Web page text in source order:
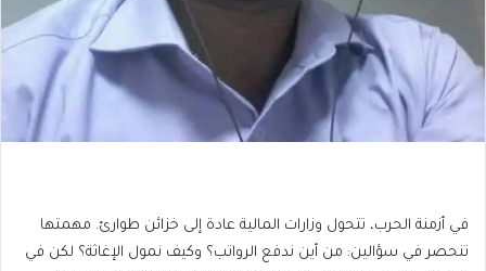
في أزمنة الحرب، تتحول وزارات المالية عادة إلى خزائن طوارئ. مهمتها
تنحصر في سؤالين: من أين ندفع الرواتب؟ وكيف نمول الإغاثة؟ لكن في